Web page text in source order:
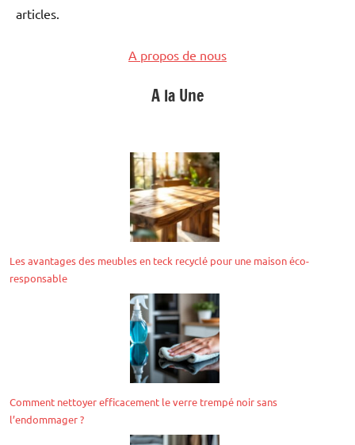
articles.
A propos de nous
A la Une
Les avantages des meubles en teck recyclé pour une maison éco-
responsable
Comment nettoyer efficacement le verre trempé noir sans
l’endommager ?